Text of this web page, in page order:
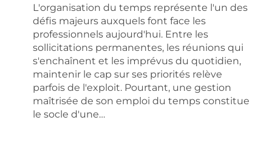
pour
gagner
en
efficacité
L'organisation du temps représente l'un des
défis majeurs auxquels font face les
professionnels aujourd'hui. Entre les
sollicitations permanentes, les réunions qui
s'enchaînent et les imprévus du quotidien,
maintenir le cap sur ses priorités relève
parfois de l'exploit. Pourtant, une gestion
maîtrisée de son emploi du temps constitue
le socle d'une…